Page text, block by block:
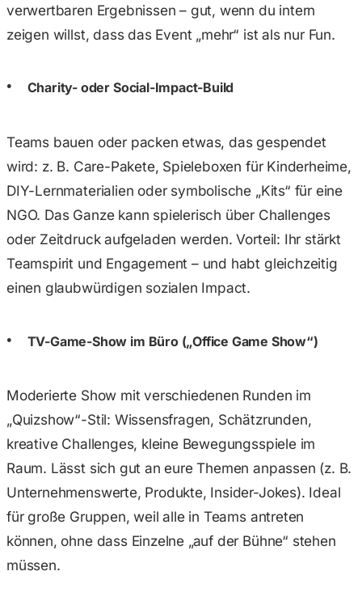
verwertbaren Ergebnissen – gut, wenn du intern
zeigen willst, dass das Event „mehr“ ist als nur Fun.
Charity- oder Social-Impact-Build
Teams bauen oder packen etwas, das gespendet
wird: z. B. Care-Pakete, Spieleboxen für Kinderheime,
DIY-Lernmaterialien oder symbolische „Kits“ für eine
NGO. Das Ganze kann spielerisch über Challenges
oder Zeitdruck aufgeladen werden. Vorteil: Ihr stärkt
Teamspirit und Engagement – und habt gleichzeitig
einen glaubwürdigen sozialen Impact.
TV-Game-Show im Büro („Office Game Show“)
Moderierte Show mit verschiedenen Runden im
„Quizshow“-Stil: Wissensfragen, Schätzrunden,
kreative Challenges, kleine Bewegungsspiele im
Raum. Lässt sich gut an eure Themen anpassen (z. B.
Unternehmenswerte, Produkte, Insider-Jokes). Ideal
für große Gruppen, weil alle in Teams antreten
können, ohne dass Einzelne „auf der Bühne“ stehen
müssen.